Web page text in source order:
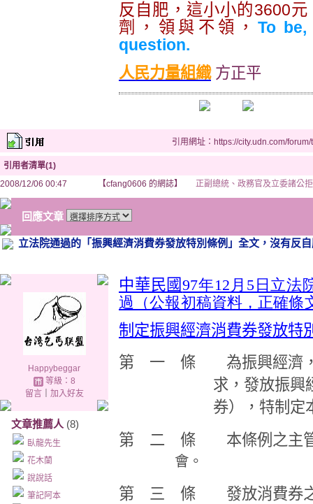
反自肥，這小小的3600
劑，領與不領， To
question.
人民力量組織方正平
引用網址：https://city.udn.com/
引用者清單(1)
2008/12/06 00:47
【cfang0606 的網誌】 正副總統、政務官及立委諸公
回應文章
立法院通過的「振興經濟消費券發放特別條例」全文，沒有反
Happybeggar
等級：8
留言｜ 加入好友
文章推薦人 (8)
臥龍先生
花木蘭
說說話
筆記阿本
中華民國97年12月5日立法
過（公報初稿資料，正確條
制定振興經濟消費券發放特
第 一 條 為振興經濟，
求，發放振興
券），特制定
第 二 條 本條例之主管
會。
第 三 條 發放消費券之